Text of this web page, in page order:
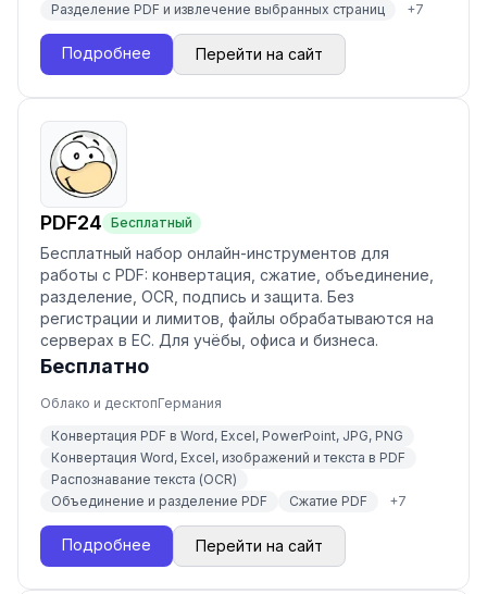
Разделение PDF и извлечение выбранных страниц
+7
Подробнее Перейти на сайт
PDF24 Бесплатный
Бесплатный набор онлайн-инструментов для
работы с PDF: конвертация, сжатие, объединение,
разделение, OCR, подпись и защита. Без
регистрации и лимитов, файлы обрабатываются на
серверах в ЕС. Для учёбы, офиса и бизнеса.
Бесплатно
Облако и десктопГермания
Конвертация PDF в Word, Excel, PowerPoint, JPG, PNG
Конвертация Word, Excel, изображений и текста в PDF
Распознавание текста (OCR)
Объединение и разделение PDF
Сжатие PDF +7
Подробнее Перейти на сайт